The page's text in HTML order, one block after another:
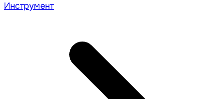
Инструмент